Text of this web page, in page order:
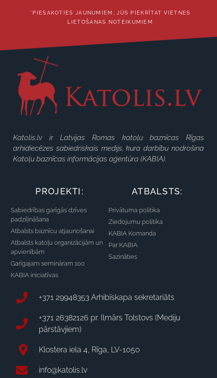
*PIESAKOTIES JAUNUMIEM, JŪS PIEKRĪTAT VIETNES
LIETOŠANAS NOTEIKUMIEM
Katolis.lv ir Latvijas Romas katoļu baznīcas Rīgas
arhidiecēzes sabiedriskais medijs, kura darbību nodrošina
Katoļu baznīcas informācijas aģentūra (KABIA).
PROJEKTI:
Sabiedrības garīgās dzīves
padziļināšana
Atbalsts baznīcu atjaunošanai
Atbalsts katoļu organizācijām un
apvienībām
Garīgajam semināram 100
KABIA iniciatīvas
ATBALSTS:
Privātuma politika
Ziedojumu politika
KABIA Komanda
Par KABIA
Sazināties
+371 29948353 Arhibīskapa sekretariāts
+371 26382126 pr. Ilmārs Tolstovs (Mediju
pārstāvjiem)
Klostera iela 4, Rīga, LV-1050
info@katolis.lv